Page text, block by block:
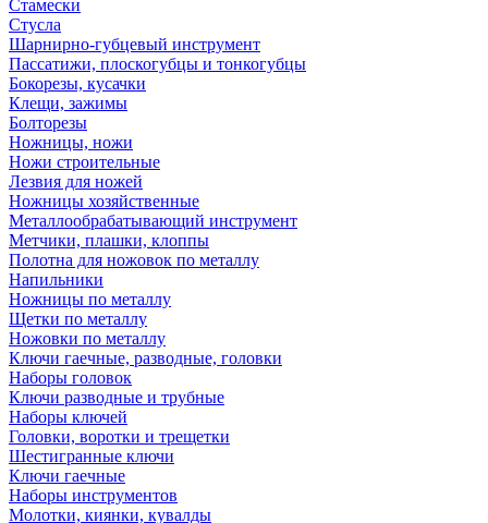
Стамески
Стусла
Шарнирно-губцевый инструмент
Пассатижи, плоскогубцы и тонкогубцы
Бокорезы, кусачки
Клещи, зажимы
Болторезы
Ножницы, ножи
Ножи строительные
Лезвия для ножей
Ножницы хозяйственные
Металлообрабатывающий инструмент
Метчики, плашки, клоппы
Полотна для ножовок по металлу
Напильники
Ножницы по металлу
Щетки по металлу
Ножовки по металлу
Ключи гаечные, разводные, головки
Наборы головок
Ключи разводные и трубные
Наборы ключей
Головки, воротки и трещетки
Шестигранные ключи
Ключи гаечные
Наборы инструментов
Молотки, киянки, кувалды